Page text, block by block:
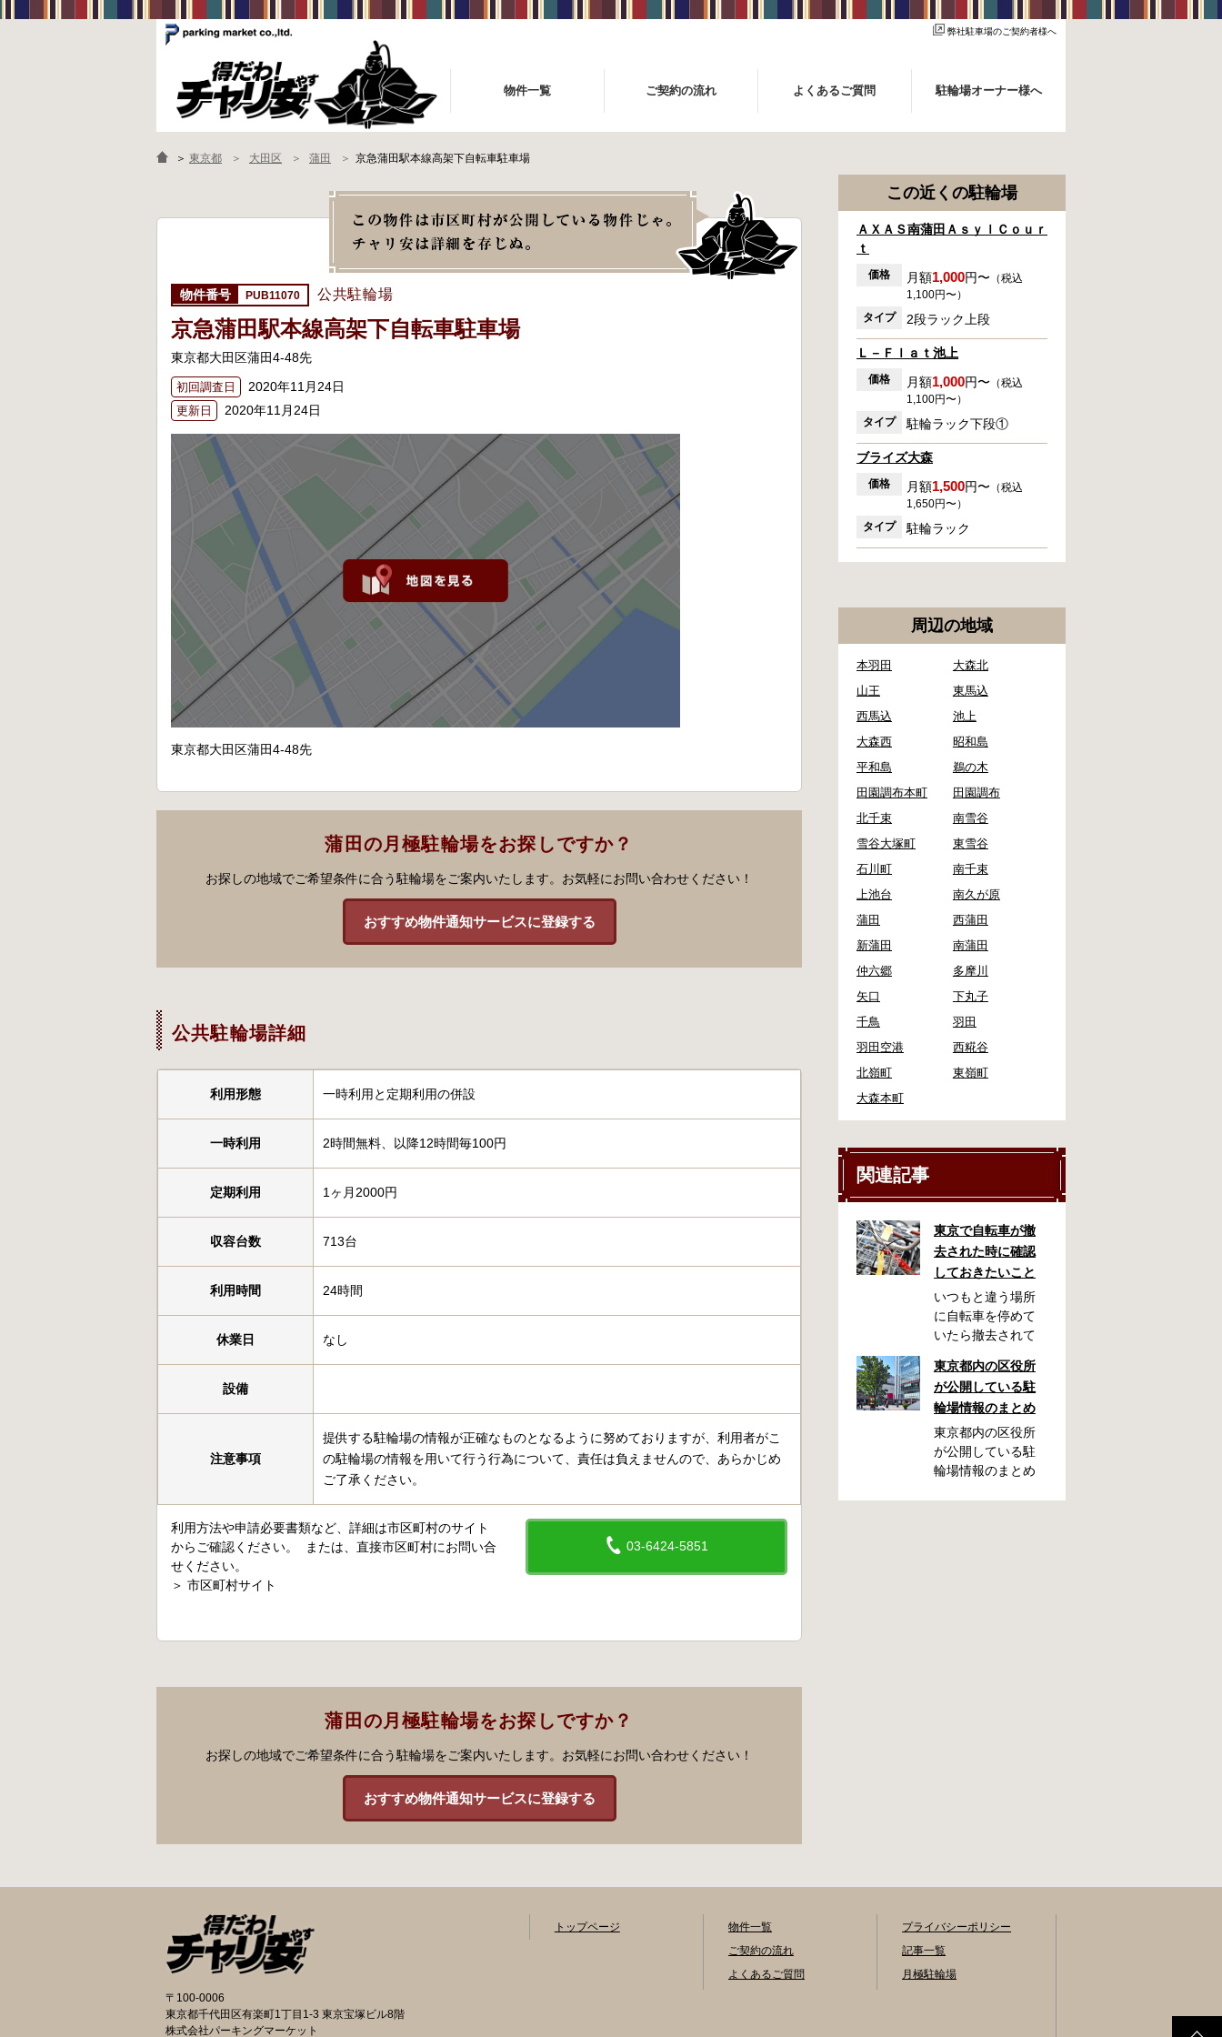
弊社駐車場のご契約者様へ
物件一覧 ご契約の流れ よくあるご質問 駐輪場オーナー様へ
＞ 東京都 大田区 蒲田 京急蒲田駅本線高架下自転車駐車場
PUB11070 公共駐輪場
京急蒲田駅本線高架下自転車駐車場
東京都大田区蒲田4-48先
初回調査日 2020年11月24日
更新日 2020年11月24日
東京都大田区蒲田4-48先
蒲田の月極駐輪場をお探しですか？
お探しの地域でご希望条件に合う駐輪場をご案内いたします。お気軽にお問い合わせください！
おすすめ物件通知サービスに登録する
公共駐輪場詳細
利用形態 一時利用と定期利用の併設
一時利用 2時間無料、以降12時間毎100円
定期利用 1ヶ月2000円
収容台数 713台
利用時間 24時間
休業日 なし
設備
注意事項
提供する駐輪場の情報が正確なものとなるように努めておりますが、利用者がこ
の駐輪場の情報を用いて行う行為について、責任は負えませんので、あらかじめ
ご了承ください。
03-6424-5851
利用方法や申請必要書類など、詳細は市区町村のサイト
からご確認ください。 または、直接市区町村にお問い合
せください。
＞ 市区町村サイト
蒲田の月極駐輪場をお探しですか？
お探しの地域でご希望条件に合う駐輪場をご案内いたします。お気軽にお問い合わせください！
おすすめ物件通知サービスに登録する
この近くの駐輪場
ＡＸＡＳ南蒲田ＡｓｙｌＣｏｕｒ
ｔ
価格 月額1,000円〜 （税込
1,100円〜）
タイプ
2段ラック上段
Ｌ－Ｆｌａｔ池上
価格 月額1,000円〜 （税込
1,100円〜）
タイプ
駐輪ラック下段①
ブライズ大森
価格 月額1,500円〜 （税込
1,650円〜）
タイプ
駐輪ラック
周辺の地域
本羽田
大森北
山王
東馬込
西馬込
池上
大森西
昭和島
平和島
鵜の木
田園調布本町
田園調布
北千束
南雪谷
雪谷大塚町
東雪谷
石川町
南千束
上池台
南久が原
蒲田
西蒲田
新蒲田
南蒲田
仲六郷
多摩川
矢口
下丸子
千鳥
羽田
羽田空港
西糀谷
北嶺町
東嶺町
大森本町
関連記事
東京で自転車が撤
去された時に確認
しておきたいこと
いつもと違う場所
に自転車を停めて
いたら撤去されて
ことが都内で起き
た時、確認してお
きたい情報をまと
めました。どうや
って行けばいい
の？持ち物は？料
所の地図が置いて
トロ半蔵門線、都
営新宿・三田線神
大手町高架下自転
東京都内の区役所
が公開している駐
輪場情報のまとめ
東京都内の区役所
が公開している駐
輪場情報のまとめ
郵送（申請期間消
期間内に環境まち
づくり総務課（区
役所5階5B窓口）、
〒100-0006
東京都千代田区有楽町1丁目1-3 東京宝塚ビル8階
株式会社パーキングマーケット
トップページ
物件一覧
ご契約の流れ
よくあるご質問
プライバシーポリシー
記事一覧
月極駐輪場